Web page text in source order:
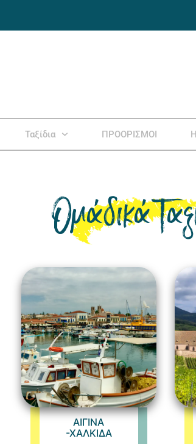
Ταξίδια ΠΡΟΟΡΙΣΜΟΙ
Ομάδικά
ΑΙΓΙΝΑ
-ΧΑΛΚΙΔΑ